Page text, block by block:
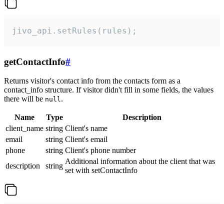
jivo_api.setRules(rules);
getContactInfo#
Returns visitor's contact info from the contacts form as a
contact_info structure. If visitor didn't fill in some fields, the values
there will be null.
Name Type
Description
client_name string Client's name
email
string Client's email
phone
string Client's phone number
description
string
Additional information about the client that was
set with setContactInfo